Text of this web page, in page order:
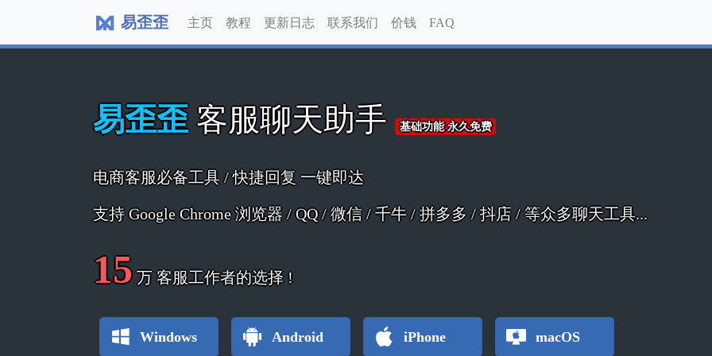
易歪歪 主页 教程 更新日志 联系我们 价钱 FAQ
易歪歪 客服聊天助手 基础功能 永久免费
电商客服必备工具 / 快捷回复 一键即达
支持 Google Chrome 浏览器 / QQ / 微信 / 千牛 / 拼多多 / 抖店 / 等众多聊天工具...
15 万客服工作者的选择 !
Windows Android iPhone macOS